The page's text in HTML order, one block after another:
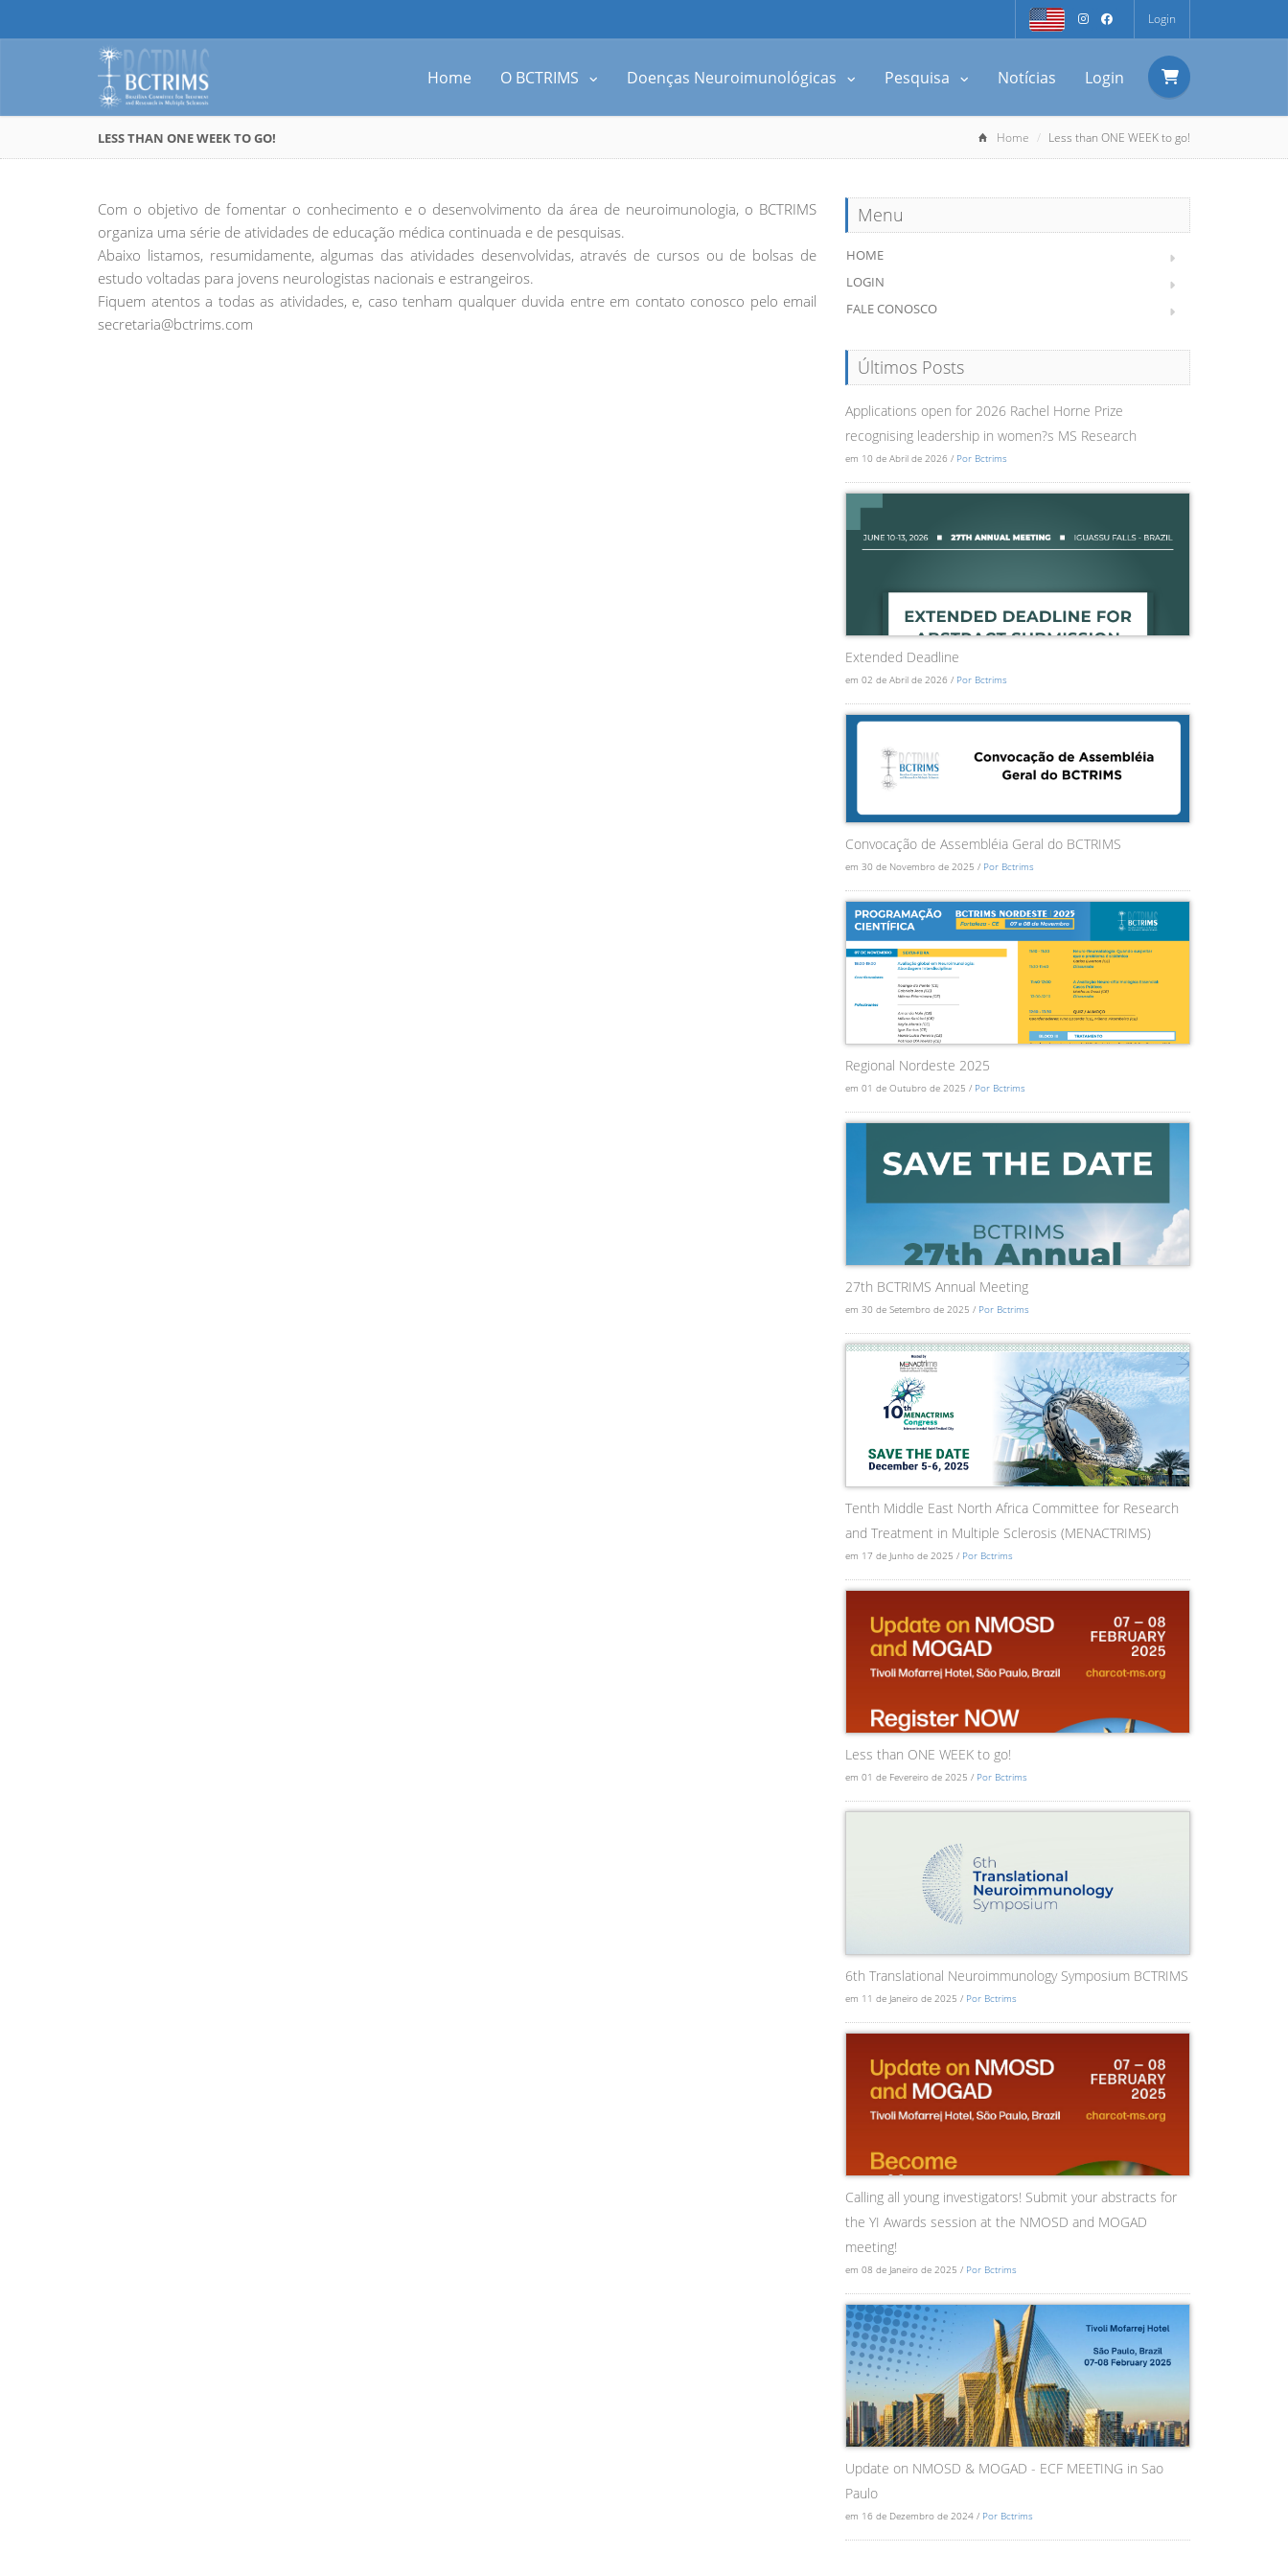
Login
Home O BCTRIMS Doenças Neuroimunológicas Pesquisa Notícias Login
LESS THAN ONE WEEK TO GO! Home Less than ONE WEEK to go!
Com o objetivo de fomentar o conhecimento e o desenvolvimento da área de neuroimunologia, o BCTRIMS
organiza uma série de atividades de educação médica continuada e de pesquisas.
Abaixo listamos, resumidamente, algumas das atividades desenvolvidas, através de cursos ou de bolsas de
estudo voltadas para jovens neurologistas nacionais e estrangeiros.
Fiquem atentos a todas as atividades, e, caso tenham qualquer duvida entre em contato conosco pelo email
secretaria@bctrims.com
Menu
HOME
LOGIN
FALE CONOSCO
Últimos Posts
Applications open for 2026 Rachel Horne Prize
recognising leadership in women?s MS Research
em 10 de Abril de 2026 / Por Bctrims
Extended Deadline
em 02 de Abril de 2026 / Por Bctrims
Convocação de Assembléia Geral do BCTRIMS
em 30 de Novembro de 2025 / Por Bctrims
Regional Nordeste 2025
em 01 de Outubro de 2025 / Por Bctrims
27th BCTRIMS Annual Meeting
em 30 de Setembro de 2025 / Por Bctrims
Tenth Middle East North Africa Committee for Research
and Treatment in Multiple Sclerosis (MENACTRIMS)
em 17 de Junho de 2025 / Por Bctrims
Less than ONE WEEK to go!
em 01 de Fevereiro de 2025 / Por Bctrims
6th Translational Neuroimmunology Symposium BCTRIMS
em 11 de Janeiro de 2025 / Por Bctrims
Calling all young investigators! Submit your abstracts for
the YI Awards session at the NMOSD and MOGAD
meeting!
em 08 de Janeiro de 2025 / Por Bctrims
Update on NMOSD & MOGAD - ECF MEETING in Sao
Paulo
em 16 de Dezembro de 2024 / Por Bctrims